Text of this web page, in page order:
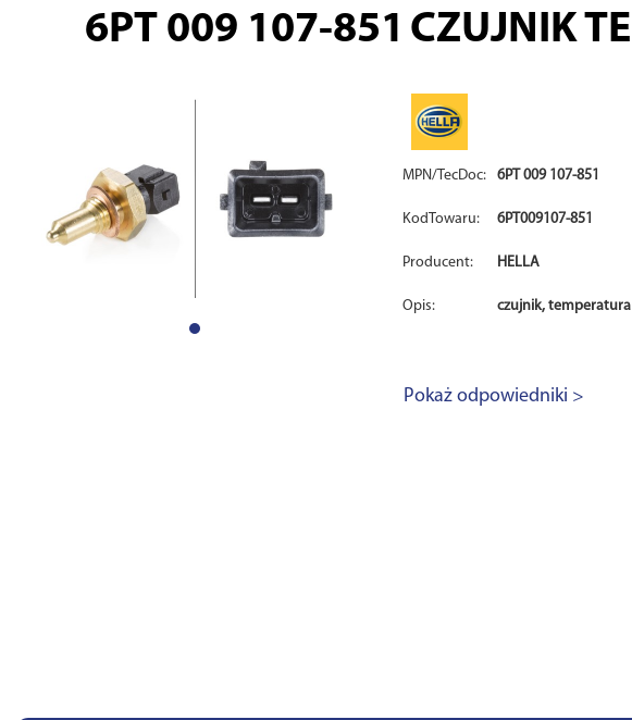
6PT 009 107-851 CZUJNIK
MPN/TecDoc: 6PT 009 107-851
KodTowaru: 6PT009107-851
Producent: HELLA
Opis: czujnik,
Pokaż odpowiedniki >